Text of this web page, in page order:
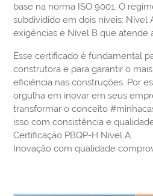
base na norma ISO 9001. O
subdividido em dois níveis: Nível
exigências e Nível B que atende
Esse certificado é fundamental
construtora e para garantir o
eficiência nas construções. Por
orgulha em inovar em seus
transformar o conceito
isso com consistência e
Certificação PBQP-H Nível A.
Inovação com qualidade